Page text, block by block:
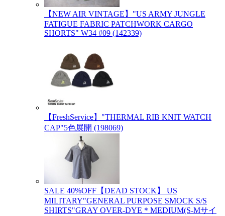
【NEW AIR VINTAGE】"US ARMY JUNGLE
FATIGUE FABRIC PATCHWORK CARGO
SHORTS" W34 #09 (142339)
【FreshService】"THERMAL RIB KNIT WATCH
CAP"5色展開 (198069)
SALE 40%OFF【DEAD STOCK】 US
MILITARY"GENERAL PURPOSE SMOCK S/S
SHIRTS"GRAY OVER-DYE＊MEDIUM(S-Mサイ